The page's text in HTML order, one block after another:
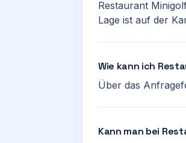
Restaurant
Lage ist auf der
Wie kann ich
Über das
Kann man bei